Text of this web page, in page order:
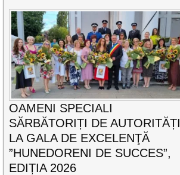
OAMENI SPECIALI
SĂRBĂTORIȚI DE AUTORITĂȚI
LA GALA DE EXCELENŢĂ
”HUNEDORENI DE SUCCES”,
EDIȚIA 2026